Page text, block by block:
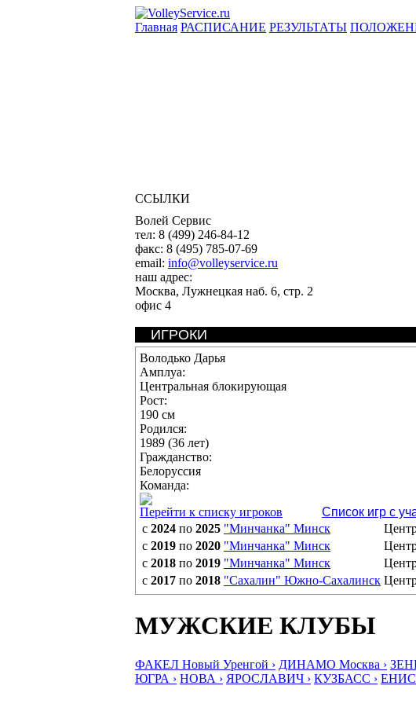
Главная РАСПИСАНИЕ РЕЗУЛЬТАТЫ
ССЫЛКИ
Волей Сервис
тел: 8 (499) 246-84-12
факс: 8 (495) 785-07-69
email: info@volleyservice.ru
наш адрес:
Москва, Лужнецкая наб. 6, стр. 2
офис 4
ИГРОКИ
Володько Дарья
Амплуа:
Центральная блокирующая
Рост:
190 см
Родился:
1989 (36 лет)
Гражданство:
Белоруссия
Команда:
Перейти к списку игроков
Список игр с
с 2024 по 2025 "Минчанка" Минск
с 2019 по 2020 "Минчанка" Минск
с 2018 по 2019 "Минчанка" Минск
с 2017 по 2018 "Сахалин" Южно-Сахалинск
МУЖСКИЕ КЛУБЫ
ФАКЕЛ Новый Уренгой › ДИНАМО Москва ›
ЮГРА › НОВА › ЯРОСЛАВИЧ › КУЗБАСС ›